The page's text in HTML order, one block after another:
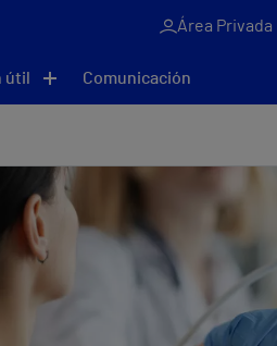
Área Privada
útil Comunicación